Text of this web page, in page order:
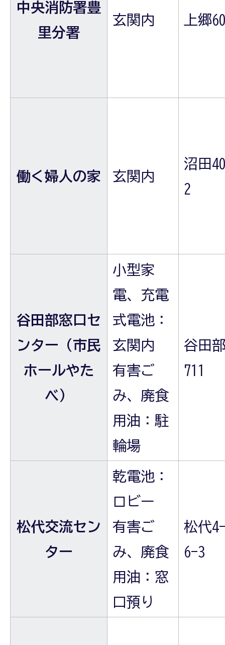
中央消防署豊
里分署
玄関内 上郷
働く婦人の家 玄関内
沼田
2
谷田部窓口セ
ンター（市民
ホールやた
べ）
小型家
電、充電
式電池：
玄関内
有害ご
み、廃食
用油：駐
輪場
谷田
711
松代交流セン
ター
乾電池：
ロビー
有害ご
み、廃食
用油：窓
口預り
松代
6-3